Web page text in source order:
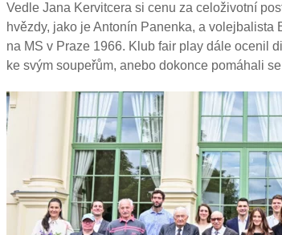
Vedle Jana Kervitcera si cenu za celoživotní
hvězdy, jako je Antonín Panenka, a
na MS v Praze 1966. Klub fair play dále ocenil
ke svým soupeřům, anebo dokonce pomáhali